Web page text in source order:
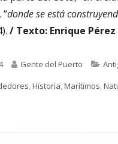
“donde se está
/ Texto: Enrique Pérez
Autor
Gente del Puerto
,Historia,Marítimos,